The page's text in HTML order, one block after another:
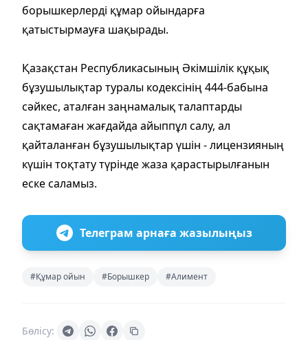
борышкерлерді құмар ойындарға
қатыстырмауға шақырады.
Қазақстан Республикасының Әкімшілік құқық
бұзушылықтар туралы кодексінің 444-бабына
сәйкес, аталған заңнамалық талаптарды
сақтамаған жағдайда айыппұл салу, ал
қайталанған бұзушылықтар үшін - лицензияның
күшін тоқтату түрінде жаза қарастырылғанын
еске саламыз.
Телеграм арнаға жазылыңыз
#Құмар ойын #Борышкер #Алимент
Бөлісу: